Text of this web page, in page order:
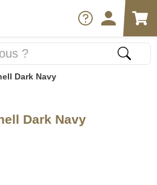
Dark Navy
Dark Navy